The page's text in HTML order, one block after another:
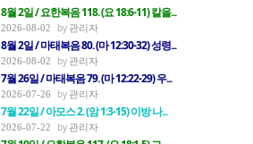
8월 2일 / 요한복음 118. (요 18:6-11) 칼을...
2026-08-02 관리자
8월 2일 / 마태복음 80. (마 12:30-32) 성령...
2026-08-02 관리자
7월 26일 / 마태복음 79. (마 12:22-29) 우...
2026-07-26 관리자
7월 22일 / 아모스 2. (암 1:3-15) 이방 나...
2026-07-22 관리자